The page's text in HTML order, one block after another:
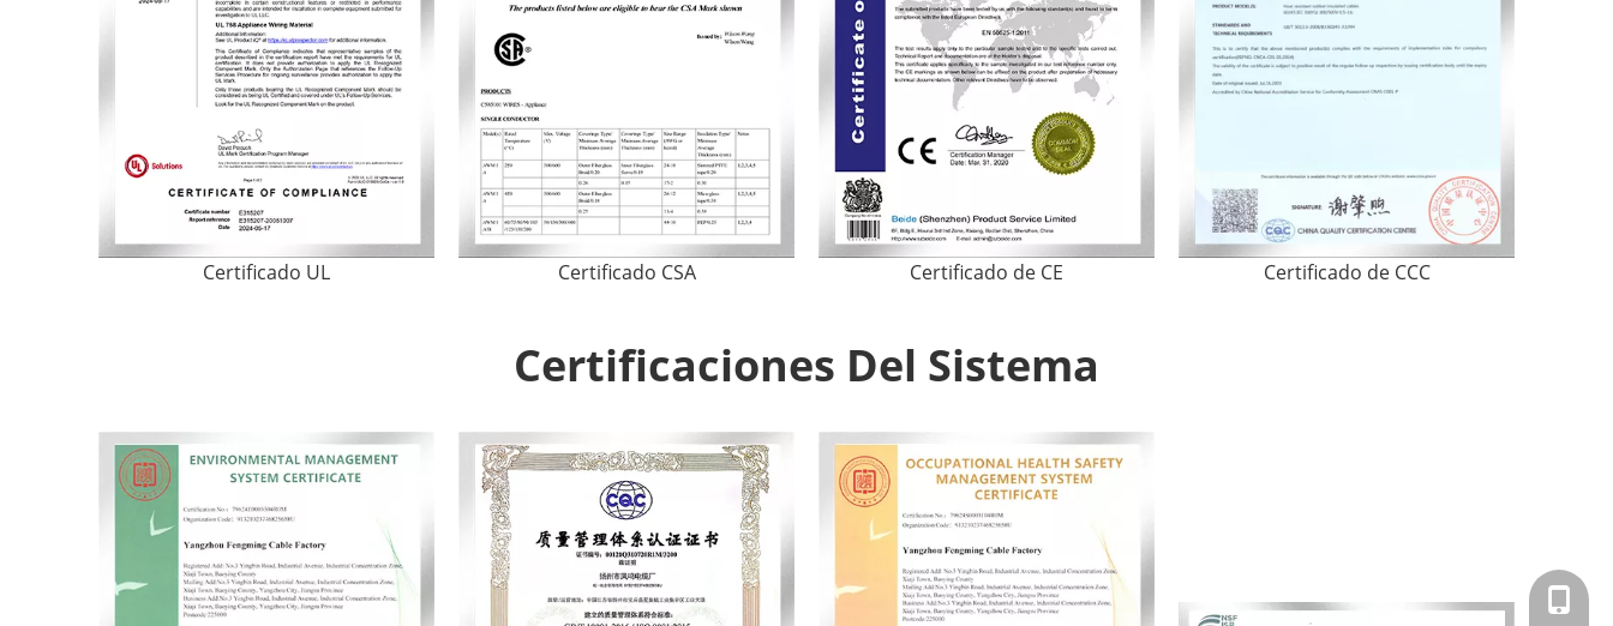
Certificado UL Certificado CSA Certificado de CE Certificado de CCC
Certificaciones Del Sistema
+86-